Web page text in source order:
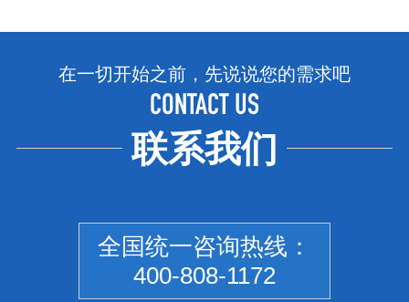
在一切开始之前，先说说您的需求吧
CONTACT US
联系我们
全国统一咨询热线：
400-808-1172